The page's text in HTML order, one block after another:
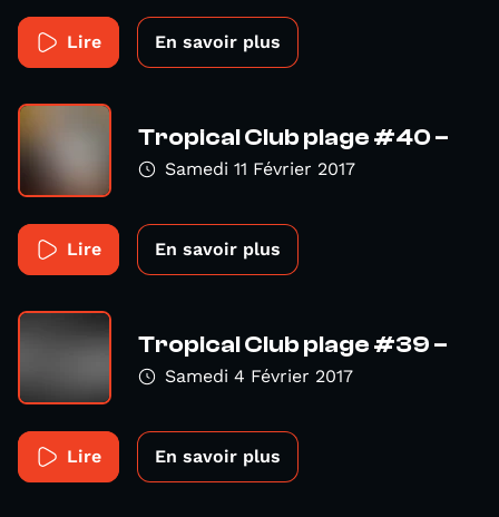
Lire En savoir plus
Tropical Club plage #40 –
Samedi 11 Février 2017
Lire En savoir plus
Tropical Club plage #39 –
Samedi 4 Février 2017
Lire En savoir plus